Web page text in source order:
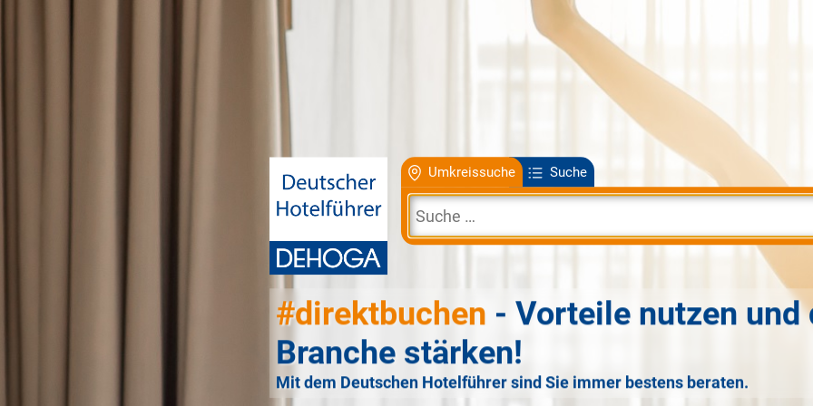
Umkreissuche Suche
#direktbuchen - Vorteile nutzen und
Branche stärken!
Mit dem Deutschen Hotelführer sind Sie immer bestens beraten.